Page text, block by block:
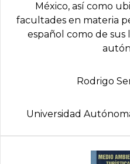
México, así como
facultades en materia
español como de sus
Rodrigo
Universidad